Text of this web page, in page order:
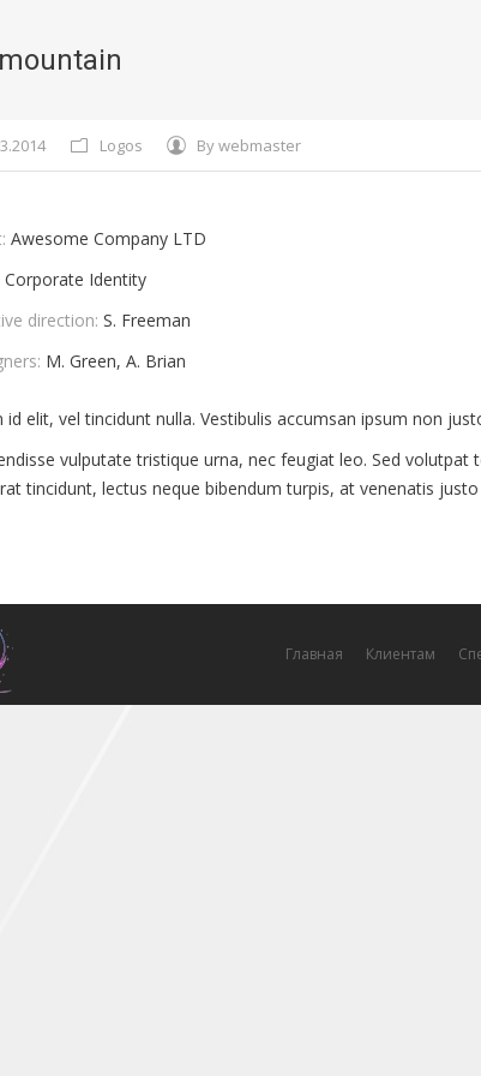
Logos Bywebmaster
Awesome Company LTD
Corporate Identity
direction: S. Freeman
M. Green, A. Brian
id elit, vel tincidunt nulla. Vestibulis accumsan ipsum non
vulputate tristique urna, nec feugiat leo. Sed
tincidunt, lectus neque bibendum turpis, at venenatis
Главная Клиентам